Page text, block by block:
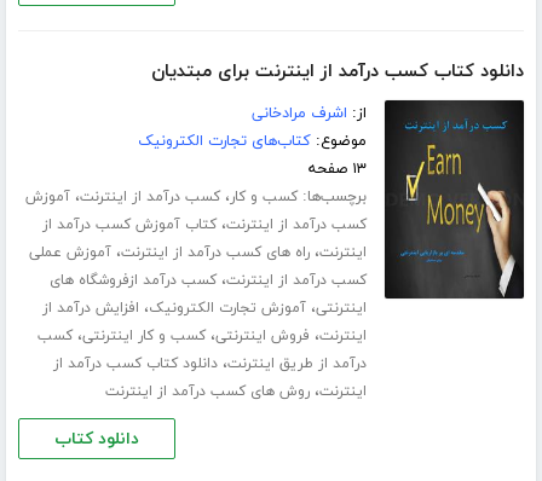
دانلود کتاب کسب درآمد از اینترنت برای مبتدیان
از: اشرف مرادخانی
موضوع:کتاب‌های تجارت الکترونیک
۱۳ صفحه
برچسب‌ها:کسب و کار،کسب درآمد از اینترنت،آموزش
کسب درآمد از اینترنت،کتاب آموزش کسب درآمد از
اینترنت،راه های کسب درآمد از اینترنت،آموزش عملی
کسب درآمد از اینترنت،کسب درآمد ازفروشگاه های
اینترنتی،آموزش تجارت الکترونیک، افزایش درآمد از
اینترنت، فروش اینترنتی،کسب و کار اینترنتی،کسب
درآمد از طریق اینترنت،دانلود کتاب کسب درآمد از
اینترنت،روش های کسب درآمد از اینترنت
دانلود کتاب